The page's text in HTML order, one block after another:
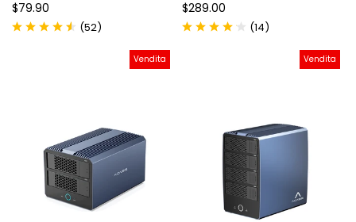
$79.90
(52)
$289.00
(14)
Vendita Vendita